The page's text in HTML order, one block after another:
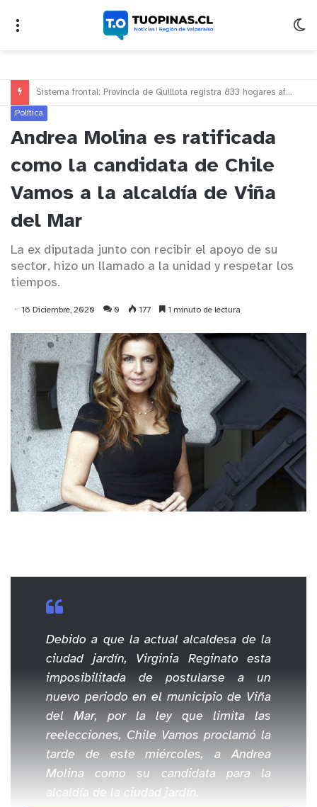
En Nogales: municipio inicia segundo período de postulación al beneficio de traslado gratuito para estudiantes de educación superior
Política
Andrea Molina es ratificada
como la candidata de Chile
Vamos a la alcaldía de Viña
del Mar
La ex diputada junto con recibir el apoyo de su
sector, hizo un llamado a la unidad y respetar los
tiempos.
16 Diciembre, 2020 0 177 1 minuto de lectura
Debido a que la actual alcaldesa de la
ciudad jardín, Virginia Reginato esta
imposibilitada de postularse a un
nuevo periodo en el municipio de Viña
del Mar, por la ley que limita las
reelecciones, Chile Vamos proclamó la
tarde de este miércoles, a Andrea
Molina como su candidata para la
alcaldía de la ciudad jardín.